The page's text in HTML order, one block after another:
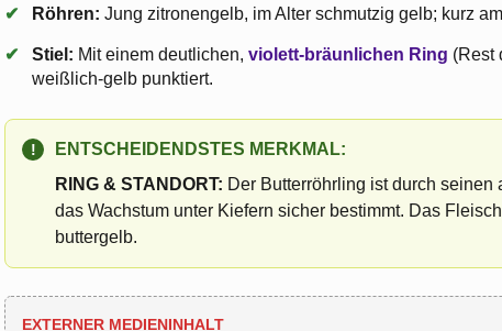
✔ Röhren: Jung zitronengelb, im Alter schmutzig gelb; kurz
✔ Stiel: Mit einem deutlichen, violett-bräunlichen Ring (Rest
weißlich-gelb punktiert.
!
ENTSCHEIDENDSTES MERKMAL:
RING & STANDORT: Der Butterröhrling ist durch
das Wachstum unter Kiefern sicher bestimmt. Das
buttergelb.
EXTERNER MEDIENINHALT